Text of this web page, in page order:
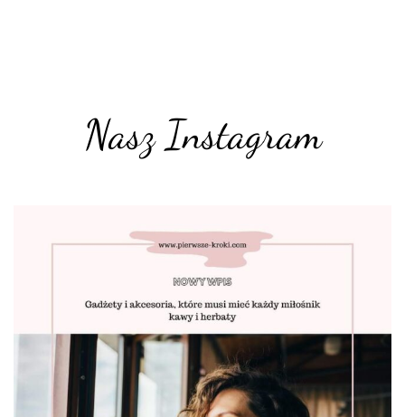
Nasz Instagram